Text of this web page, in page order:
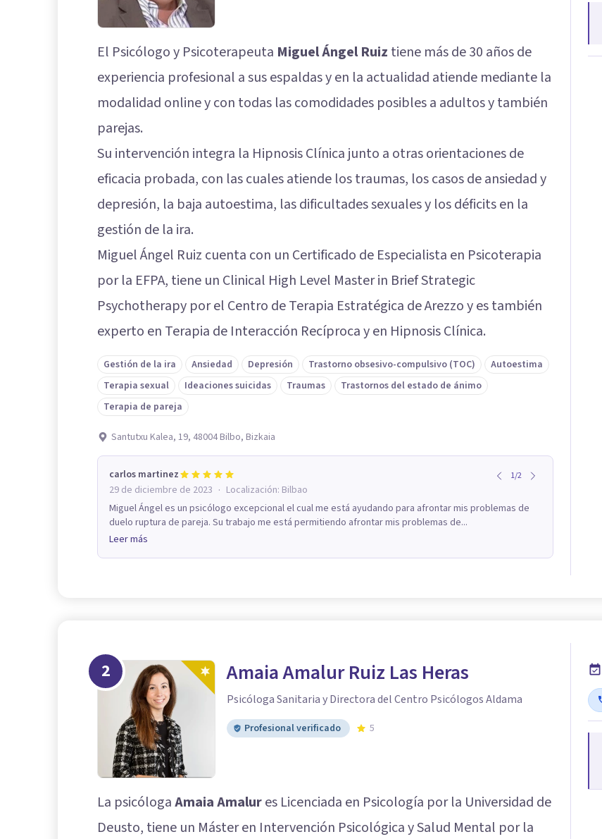
El Psicólogo y Psicoterapeuta Miguel Ángel Ruiz tiene más de 30 años de
experiencia profesional a sus espaldas y en la actualidad atiende mediante la
modalidad online y con todas las comodidades posibles a adultos y también
parejas.
Su intervención integra la Hipnosis Clínica junto a otras orientaciones de
eficacia probada, con las cuales atiende los traumas, los casos de ansiedad y
depresión, la baja autoestima, las dificultades sexuales y los déficits en la
gestión de la ira.
Miguel Ángel Ruiz cuenta con un Certificado de Especialista en Psicoterapia
por la EFPA, tiene un Clinical High Level Master in Brief Strategic
Psychotherapy por el Centro de Terapia Estratégica de Arezzo y es también
experto en Terapia de Interacción Recíproca y en Hipnosis Clínica.
Gestión de la ira Ansiedad Depresión Trastorno obsesivo-compulsivo (TOC)
Autoestima
Terapia sexual
Ideaciones suicidas Traumas
Trastornos del estado de ánimo
Terapia de pareja
Santutxu Kalea, 19, 48004 Bilbo, Bizkaia
carlos martinez 1/2
29 de diciembre de 2023 · Localización: Bilbao
Miguel Ángel es un psicólogo excepcional el cual me está ayudando para afrontar mis problemas de
duelo ruptura de pareja. Su trabajo me está permitiendo afrontar mis problemas de...
Leer más
2 Amaia Amalur Ruiz Las Heras
Psicóloga Sanitaria y Directora del Centro Psicólogos Aldama
Profesional verificado 5
La psicólogaAmaia Amalures Licenciada en Psicología por la Universidad de
Deusto, tiene un Máster en Intervención Psicológica y Salud Mental por la